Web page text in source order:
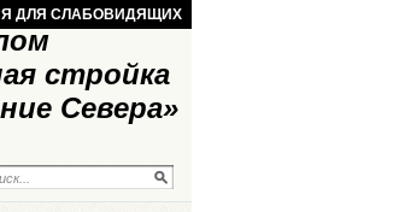
стройка
Севера»
ДЛЯ СЛАБОВИДЯЩИХ
Реклама на сайте